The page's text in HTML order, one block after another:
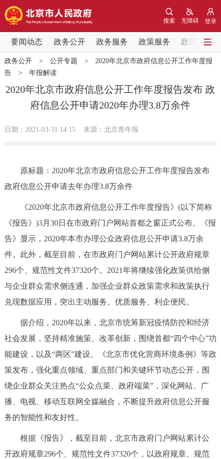
登录
无障碍
搜索
要闻动态 政务公开 政务服务 政策服务 政民互动
要闻动态
党中央精神 国务院信息 中央部委动态
北京要闻 会议信息 部门动态
市领导 机构职能 政策服务
政策兑现 政策解读 回应关切
决策公开 专题公开
政务服务
个人服务 法人服务 部门服务
中介服务 阳光政务
政民互动
12345网上接诉即办
参与调查
政务公开> 公开专题 > 2020年北京市政府信息公开工作年度报
告> 年报解读
2020年北京市政府信息公开工作年度报告发布 政
府信息公开申请2020年办理3.8万余件
日期：2021-03-31 14:15 来源：北京青年报
原标题：2020年北京市政府信息公开工作年度报告发布
政府信息公开申请去年办理3.8万余件
《2020年北京市政府信息公开工作年度报告》(以下简称
《报告》)3月30日在市政府门户网站首都之窗正式公布。《报
告》显示，2020年本市办理公众政府信息公开申请3.8万余
件。此外，截至目前，在市政府门户网站累计公开政府规章
296个、规范性文件37320个。2021年将继续强化政策供给侧
与企业群众需求侧连通，加强企业群众政策需求和政策执行
兑现数据应用，突出主动服务、优质服务、利企便民。
据介绍，2020年以来，北京市统筹新冠疫情防控和经济
社会发展，坚持精准施策、改革创新，围绕首都“四个中心”功
能建设，以及“两区”建设、《北京市优化营商环境条例》等政
策发布，强化重点领域、重点部门和关键环节动态公开，围
绕企业群众关注热点“公众点菜、政府端菜”，深化网站、广
播、电视、移动互联网全媒融合，不断提升政府信息公开服
务的智能性和友好性。
根据《报告》，截至目前，北京市政府门户网站累计公
开政府规章296个、规范性文件37320个，以政府规章、规范